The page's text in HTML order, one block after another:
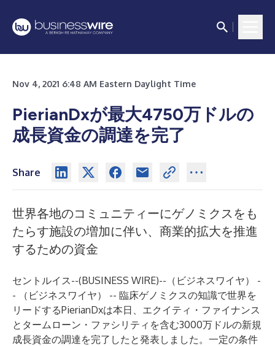
Nov 4, 2021 6:48 AM Eastern Daylight Time
PierianDxが最大4750万ドルの
成長資金の調達を完了
Share
世界各地のコミュニティーにゲノミクスをも
たらす施設の増加に伴い、商業的拡大を推進
するための資金
セントルイス--(BUSINESS WIRE)-- （ビジネスワイヤ） -
- （ビジネスワイヤ） -- 臨床ゲノミクスの知識で世界を
リードするPierianDxは本日、エクイティ・ファイナンス
とタームローン・ファシリティを含む3000万ドルの新規
成長資金の調達を完了したと発表しました。一定の条件